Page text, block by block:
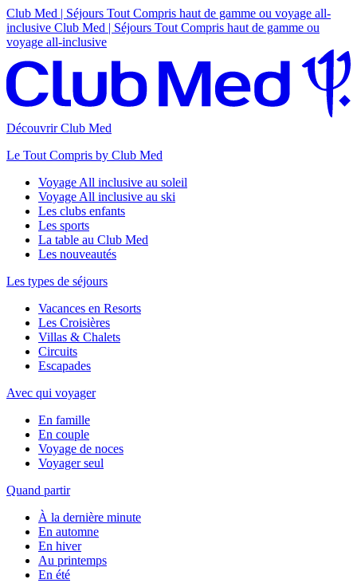
Club Med | Séjours Tout Compris haut de gamme ou voyage all-
inclusive Club Med | Séjours Tout Compris haut de gamme ou
voyage all-inclusive
Découvrir Club Med
Le Tout Compris by Club Med
Voyage All inclusive au soleil
Voyage All inclusive au ski
Les clubs enfants
Les sports
La table au Club Med
Les nouveautés
Les types de séjours
Vacances en Resorts
Les Croisières
Villas & Chalets
Circuits
Escapades
Avec qui voyager
En famille
En couple
Voyage de noces
Voyager seul
Quand partir
À la dernière minute
En automne
En hiver
Au printemps
En été